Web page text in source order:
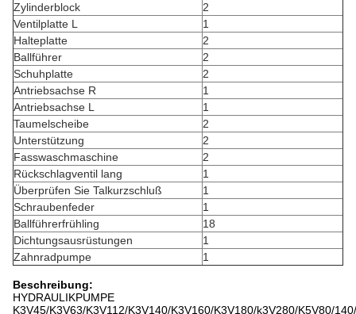
Zylinderblock
2
Ventilplatte L
1
Halteplatte
2
Ballführer
2
Schuhplatte
2
Antriebsachse R
1
Antriebsachse L
1
Taumelscheibe
2
Unterstützung
2
Fasswaschmaschine
2
Rückschlagventil lang
1
Überprüfen Sie Talkurzschluß
1
Schraubenfeder
1
Ballführerfrühling
18
Dichtungsausrüstungen
1
Zahnradpumpe
1
Beschreibung:
HYDRAULIKPUMPE
K3V45/K3V63/K3V112/K3V140/K3V160/K3V180/k3V280/K5V80/